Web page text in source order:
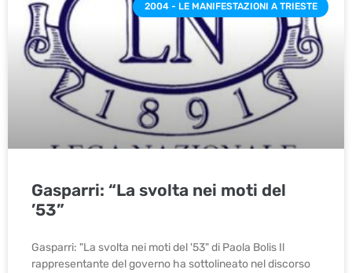
2004 - LE MANIFESTAZIONI A TRIESTE
Gasparri: “La svolta nei moti del
’53”
Gasparri: "La svolta nei moti del '53" di Paola Bolis Il
rappresentante del governo ha sottolineato nel discorso